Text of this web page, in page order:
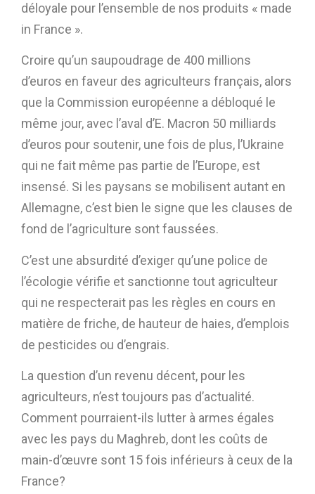
déloyale pour l’ensemble de nos produits « made
in France ».
Croire qu’un saupoudrage de 400 millions
d’euros en faveur des agriculteurs français, alors
que la Commission européenne a débloqué le
même jour, avec l’aval d’E. Macron 50 milliards
d’euros pour soutenir, une fois de plus, l’Ukraine
qui ne fait même pas partie de l’Europe, est
insensé. Si les paysans se mobilisent autant en
Allemagne, c’est bien le signe que les clauses de
fond de l’agriculture sont faussées.
C’est une absurdité d’exiger qu’une police de
l’écologie vérifie et sanctionne tout agriculteur
qui ne respecterait pas les règles en cours en
matière de friche, de hauteur de haies, d’emplois
de pesticides ou d’engrais.
La question d’un revenu décent, pour les
agriculteurs, n’est toujours pas d’actualité.
Comment pourraient-ils lutter à armes égales
avec les pays du Maghreb, dont les coûts de
main-d’œuvre sont 15 fois inférieurs à ceux de la
France?